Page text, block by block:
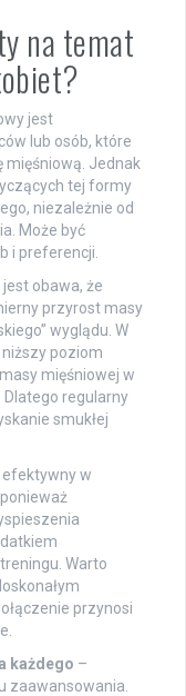
na temat
jest
lub osób, które
mięśniową. Jednak
tej formy
niezależnie od
Może być
i preferencji.
obawa, że
przyrost masy
wyglądu. W
poziom
mięśniowej w
Dlatego regularny
smukłej
efektywny w
Warto
przynosi
każdego –
zaawansowania.